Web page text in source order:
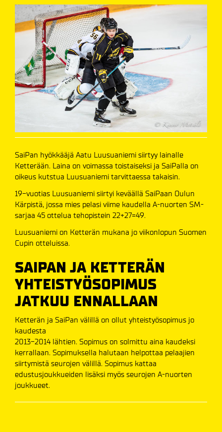
SaiPan hyökkääjä Aatu Luusuaniemi siirtyy lainalle
Ketterään. Laina on voimassa toistaiseksi ja SaiPalla on
oikeus kutstua Luusuaniemi tarvittaessa takaisin.
19-vuotias Luusuaniemi siirtyi keväällä SaiPaan Oulun
Kärpistä, jossa mies pelasi viime kaudella A-nuorten SM-
sarjaa 45 ottelua tehopistein 22+27=49.
Luusuaniemi on Ketterän mukana jo viikonlopun Suomen
Cupin otteluissa.
SAIPAN JA KETTERÄN
YHTEISTYÖSOPIMUS
JATKUU ENNALLAAN
Ketterän ja SaiPan välillä on ollut yhteistyösopimus jo
kaudesta
2013-2014 lähtien. Sopimus on solmittu aina kaudeksi
kerrallaan. Sopimuksella halutaan helpottaa pelaajien
siirtymistä seurojen välillä. Sopimus kattaa
edustusjoukkueiden lisäksi myös seurojen A-nuorten
joukkueet.